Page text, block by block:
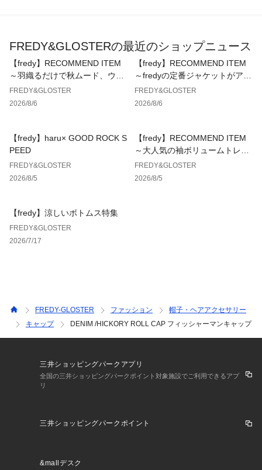
て見える場合があります。
※商品画像に関しては出来る限り忠実に表示出来るよう努めて
おりますが、お客様がご利用のモニターの設定及び特性によ
ます。
FREDY&GLOSTERの最近のショップニュース
【fredy】RECOMMEND ITEM
～羽織るだけで秋ムード、ウエ
ストギャザーテーラードシャツ
～
FREDY&GLOSTER
2026/8/6
【fredy】RECOMMEND ITEM
～fredyの定番ジャケットがアッ
プデートして登場！～
FREDY&GLOSTER
2026/8/6
【fredy】haru× GOOD ROCK S
PEED
FREDY&GLOSTER
2026/8/5
【fredy】RECOMMEND ITEM
～大人気の袖ボリュームトレン
チコートに待望のミドル丈が新
登場！～
FREDY&GLOSTER
2026/8/5
【fredy】涼しいボトムス特集
FREDY&GLOSTER
2026/7/17
FREDY-GLOSTER ファッション
帽子・ヘアアクセサリー
キャップ
DENIM /HICKORY ROLL CAP フィッシャーマンキャップ
三井ショッピングパークアプリ
全国の三井ショッピングパークポイント対象施設でご利用できるアプ
リ
三井ショッピングパークポイント
&mallデスク